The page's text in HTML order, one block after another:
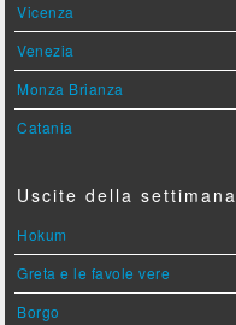
Vicenza
Venezia
Monza Brianza
Catania
Uscite della settimana
Hokum
Greta e le favole vere
Borgo